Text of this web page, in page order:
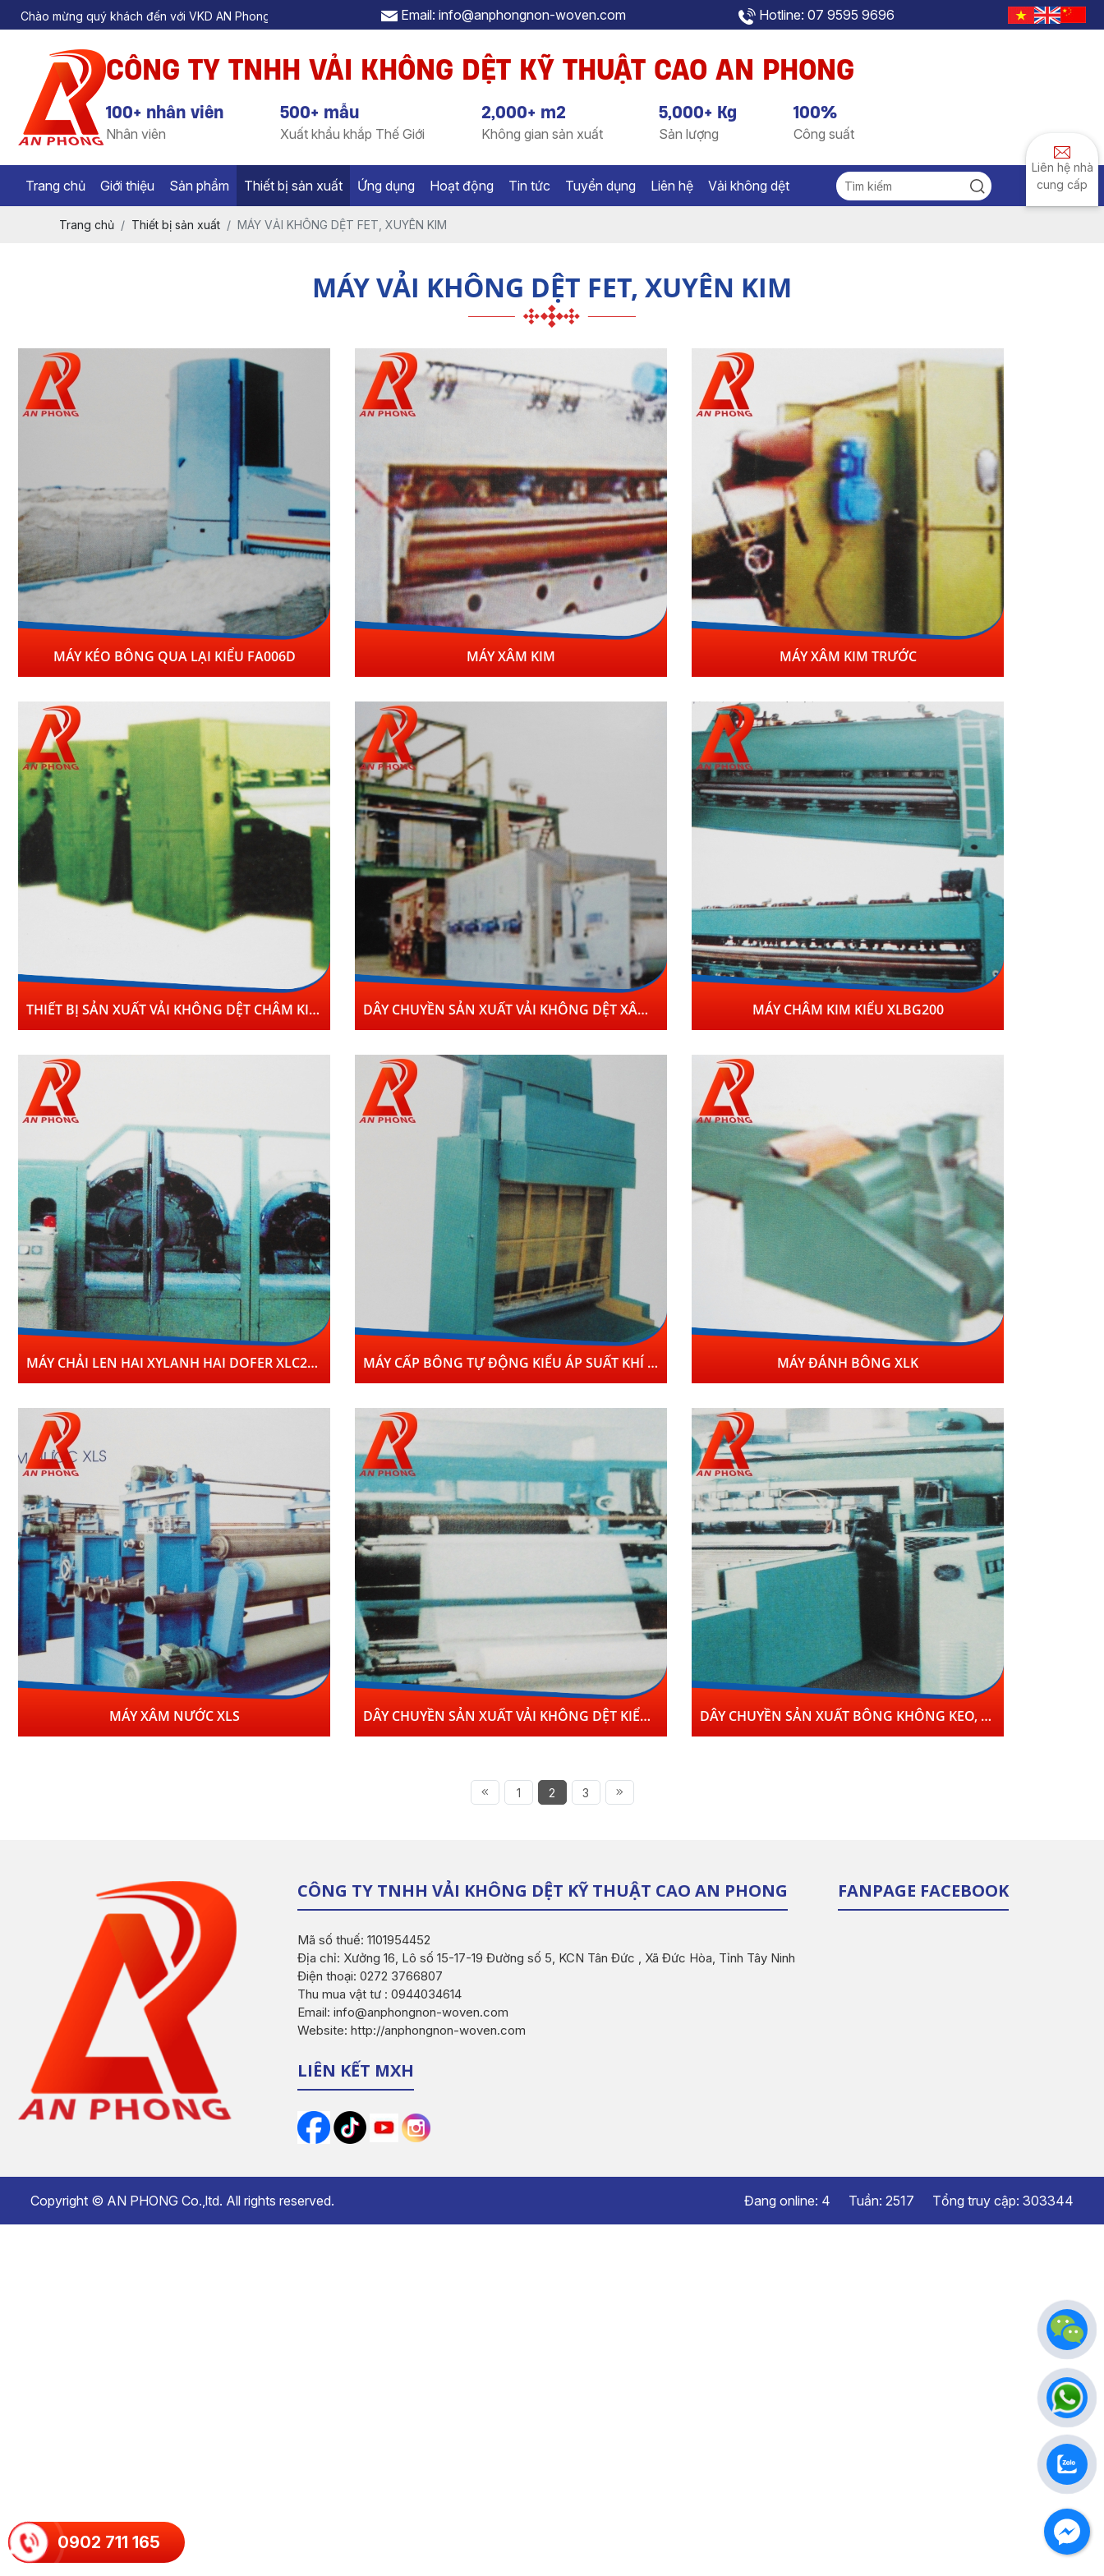
khách đến với VKD AN Phong Email: info@anphongnon-woven.com Hotline: 07 9595 9696
CÔNG TY TNHH VẢI KHÔNG DỆT KỸ THUẬT CAO AN PHONG
100+ nhân viên
Nhân viên
500+ mẫu
Xuất khẩu khắp Thế Giới
2,000+ m2
Không gian sản xuất
5,000+ Kg
Sản lượng
100%
Công suất
Trang chủ Giới thiệu Sản phẩm Thiết bị sản xuất Ứng dụng Hoạt động Tin tức Tuyển dụng Liên hệ Vải không dệt
Liên hệ nhà
cung cấp
Trang chủ Thiết bị sản xuất MÁY VẢI KHÔNG DỆT FET, XUYÊN KIM
MÁY VẢI KHÔNG DỆT FET, XUYÊN KIM
MÁY KÉO BÔNG QUA LẠI KIỂU FA006D MÁY XÂM KIM MÁY XÂM KIM TRƯỚC
THIẾT BỊ SẢN XUẤT VẢI KHÔNG DỆT CHÂM KIM SẢN LƯỢNG CAO, TỐC ĐỘ CAO THÀNH BỘ DÂY CHUYỀN SẢN XUẤT VẢI KHÔNG DỆT XÂM NƯỚC 2500MM MÁY CHÂM KIM KIỂU XLBG200
MÁY CHẢI LEN HAI XYLANH HAI DOFER XLC2D2II MÁY CẤP BÔNG TỰ ĐỘNG KIỂU ÁP SUẤT KHÍ XLJ-2000 MÁY ĐÁNH BÔNG XLK
MÁY XÂM NƯỚC XLS DÂY CHUYỀN SẢN XUẤT VẢI KHÔNG DỆT KIỂU XL-BG118 CÁN NHIỆT XL-BG113 DÂY CHUYỀN SẢN XUẤT BÔNG KHÔNG KEO, BÔNG CỨNG KIỂU XL-BG112
1 2 3
CÔNG TY TNHH VẢI KHÔNG DỆT KỸ THUẬT CAO AN PHONG
Mã số thuế: 1101954452
Địa chỉ: Xưởng 16, Lô số 15-17-19 Đường số 5, KCN Tân Đức , Xã Đức Hòa, Tỉnh Tây Ninh
Điện thoại: 0272 3766807
Thu mua vật tư : 0944034614
Email: info@anphongnon-woven.com
Website: http://anphongnon-woven.com
LIÊN KẾT MXH
FANPAGE FACEBOOK
Copyright © AN PHONG Co.,ltd. All rights reserved. Đang online: 4 Tuần: 2517 Tổng truy cập: 303344
0902 711 165